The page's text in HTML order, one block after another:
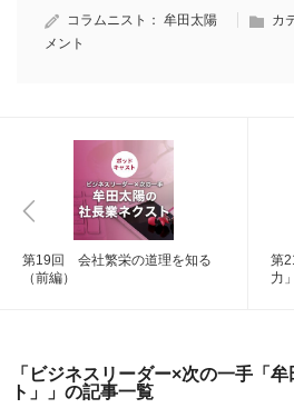
コラムニスト： 牟田太陽 カ
メント
第19回 会社繁栄の道理を知る
（前編）
第
力
「ビジネスリーダー×次の一手「
ト」」の記事一覧